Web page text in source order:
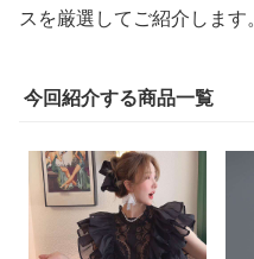
スを厳選してご紹介します。
今回紹介する商品一覧